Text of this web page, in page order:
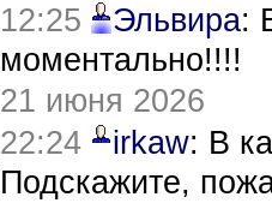
12:25
Эльвира:
моментально!!!!
21 июня 2026
22:24
irkaw: В
Подскажите,